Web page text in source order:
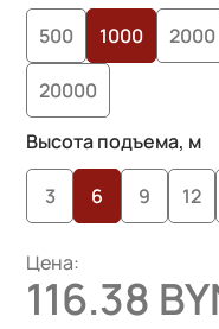
пользователей
500 1000 2000
20000
Высота подъема, м
3 6 9 12
Цена:
116.38